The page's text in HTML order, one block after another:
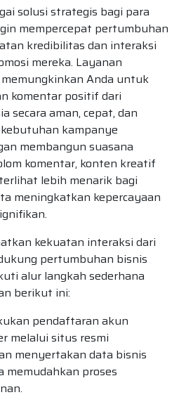
solusi strategis bagi para
mempercepat pertumbuhan
kredibilitas dan interaksi
mereka. Layanan
Anda untuk
komentar positif dari
secara aman, cepat, dan
kampanye
membangun suasana
komentar, konten kreatif
lebih menarik bagi
meningkatkan kepercayaan
kekuatan interaksi dari
pertumbuhan bisnis
alur langkah sederhana
berikut ini:
pendaftaran akun
melalui situs resmi
menyertakan data bisnis
memudahkan proses